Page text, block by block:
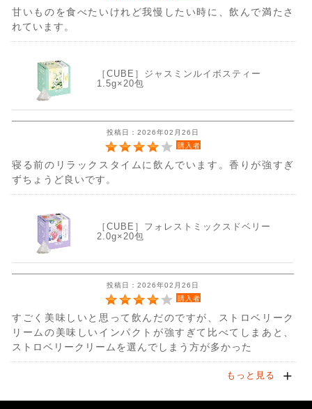
甘いものを食べたいけれど我慢したい時に、飲んで満たさ
れています。
［CUBE］ジャスミンルイボスティー
1.5g×20包
投稿日：2026年02月26日
購入者
寝る前のリラックスタイムに飲んでいます。香りが強すぎ
ずちょうど良いです。
［CUBE］フォレストミックスドベリー
2.0g×20包
投稿日：2026年02月26日
購入者
すごく美味しいと思って飲んだのですが、ストロベリーク
リームの美味しいインパクトが強すぎて比べてしまあと、
ストロベリークリームを選んでしまう方が多かった
もっと見る